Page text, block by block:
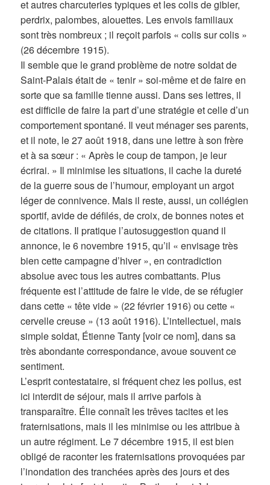
et autres charcuteries typiques et les colis de gibier,
perdrix, palombes, alouettes. Les envois familiaux
sont très nombreux ; il reçoit parfois « colis sur colis »
(26 décembre 1915).
Il semble que le grand problème de notre soldat de
Saint-Palais était de « tenir » soi-même et de faire en
sorte que sa famille tienne aussi. Dans ses lettres, il
est difficile de faire la part d’une stratégie et celle d’un
comportement spontané. Il veut ménager ses parents,
et il note, le 27 août 1918, dans une lettre à son frère
et à sa sœur : « Après le coup de tampon, je leur
écrirai. » Il minimise les situations, il cache la dureté
de la guerre sous de l’humour, employant un argot
léger de connivence. Mais il reste, aussi, un collégien
sportif, avide de défilés, de croix, de bonnes notes et
de citations. Il pratique l’autosuggestion quand il
annonce, le 6 novembre 1915, qu’il « envisage très
bien cette campagne d’hiver », en contradiction
absolue avec tous les autres combattants. Plus
fréquente est l’attitude de faire le vide, de se réfugier
dans cette « tête vide » (22 février 1916) ou cette «
cervelle creuse » (13 août 1916). L’intellectuel, mais
simple soldat, Étienne Tanty [voir ce nom], dans sa
très abondante correspondance, avoue souvent ce
sentiment.
L’esprit contestataire, si fréquent chez les poilus, est
ici interdit de séjour, mais il arrive parfois à
transparaître. Élie connaît les trêves tacites et les
fraternisations, mais il les minimise ou les attribue à
un autre régiment. Le 7 décembre 1915, il est bien
obligé de raconter les fraternisations provoquées par
l’inondation des tranchées après des jours et des